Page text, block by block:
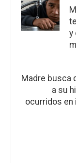
y
Madre busca
a su
ocurridos en